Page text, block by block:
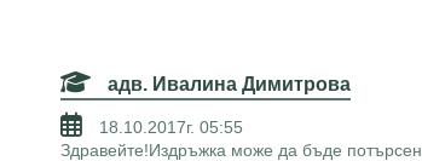
адв. Ивалина Димитрова
18.10.2017г. 05:55
Здравейте!Издръжка може да бъде